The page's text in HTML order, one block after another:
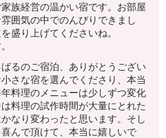
族経営の温かい宿です。お部屋
囲気の中でのんびりできまし
盛り上げてくださいね。
るのご宿泊、ありがとうござい
さな宿を選んでくださり、本当
料理のメニューは少しずつ変化
料理の試作時間が大量にとれた
なり変わったと思います。そし
んで頂けて、本当に嬉しいで